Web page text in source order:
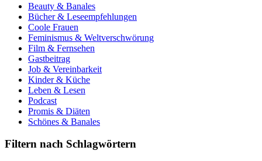
Beauty & Banales
Bücher & Leseempfehlungen
Coole Frauen
Feminismus & Weltverschwörung
Film & Fernsehen
Gastbeitrag
Job & Vereinbarkeit
Kinder & Küche
Leben & Lesen
Podcast
Promis & Diäten
Schönes & Banales
Filtern nach Schlagwörtern